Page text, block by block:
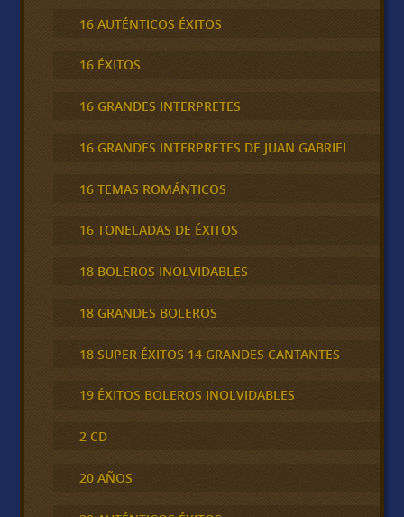
16 AUTÉNTICOS ÉXITOS
16 ÉXITOS
16 GRANDES INTERPRETES
16 GRANDES INTERPRETES DE JUAN GABRIEL
16 TEMAS ROMÁNTICOS
16 TONELADAS DE ÉXITOS
18 BOLEROS INOLVIDABLES
18 GRANDES BOLEROS
18 SUPER ÉXITOS 14 GRANDES CANTANTES
19 ÉXITOS BOLEROS INOLVIDABLES
2 CD
20 AÑOS